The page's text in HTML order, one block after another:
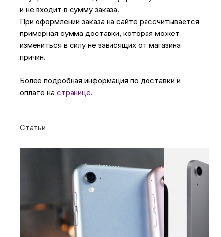
и не входит в сумму заказа.
При оформлении заказа на сайте рассчитывается
примерная сумма доставки, которая может
измениться в силу не зависящих от магазина
причин.
Более подробная информация по доставки и
оплате на странице.
Статьи